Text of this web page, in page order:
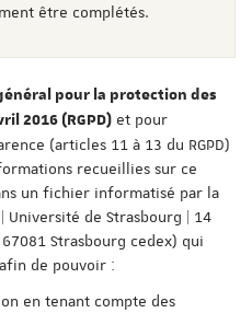
être complétés.
pour la protection des
2016 (RGPD) et pour
(articles 11 à 13 du RGPD)
recueillies sur ce
un fichier informatisé par la
Université de Strasbourg | 14
Strasbourg cedex) qui
de pouvoir :
en tenant compte des